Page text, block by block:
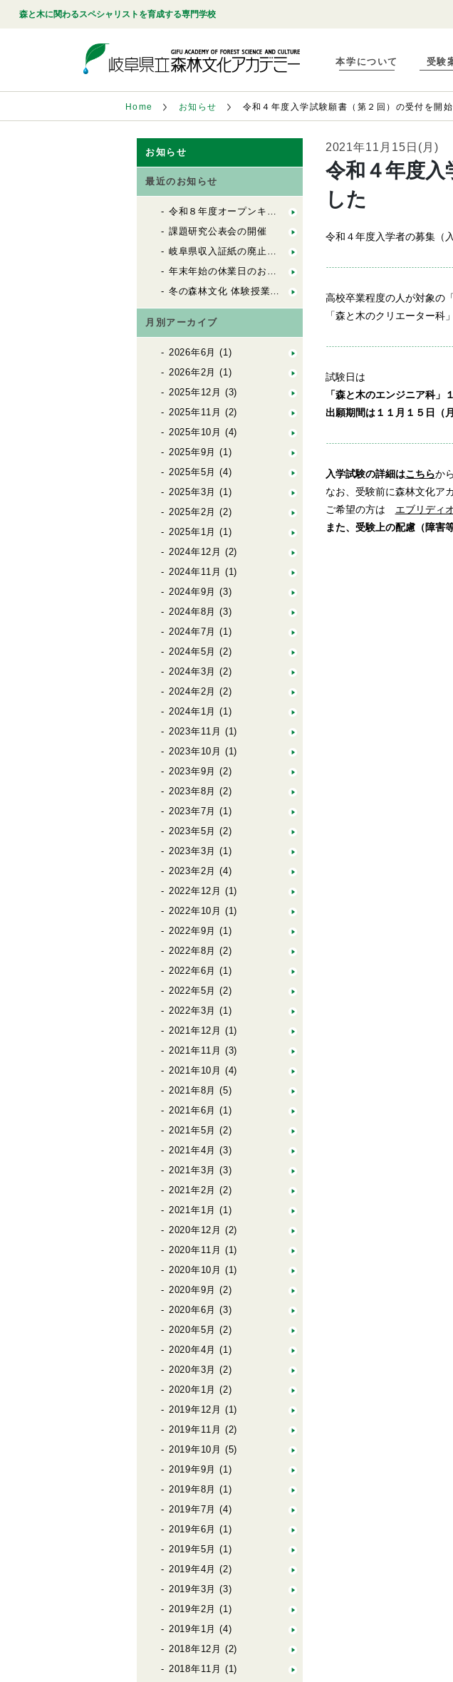
森と木に関わるスペシャリストを育成する専門学校
本学について 受験
Home お知らせ 令和４年度入学試験願書（第２回）の受付を開
お知らせ
最近のお知らせ
令和８年度オープンキャンパスに参加される皆さまへ
課題研究公表会の開催
岐阜県収入証紙の廃止について 入学試験料関係
年末年始の休業日のお知らせ
冬の森林文化 体験授業の開催について
月別アーカイブ
2026年6月 (1)
2026年2月 (1)
2025年12月 (3)
2025年11月 (2)
2025年10月 (4)
2025年9月 (1)
2025年5月 (4)
2025年3月 (1)
2025年2月 (2)
2025年1月 (1)
2024年12月 (2)
2024年11月 (1)
2024年9月 (3)
2024年8月 (3)
2024年7月 (1)
2024年5月 (2)
2024年3月 (2)
2024年2月 (2)
2024年1月 (1)
2023年11月 (1)
2023年10月 (1)
2023年9月 (2)
2023年8月 (2)
2023年7月 (1)
2023年5月 (2)
2023年3月 (1)
2023年2月 (4)
2022年12月 (1)
2022年10月 (1)
2022年9月 (1)
2022年8月 (2)
2022年6月 (1)
2022年5月 (2)
2022年3月 (1)
2021年12月 (1)
2021年11月 (3)
2021年10月 (4)
2021年8月 (5)
2021年6月 (1)
2021年5月 (2)
2021年4月 (3)
2021年3月 (3)
2021年2月 (2)
2021年1月 (1)
2020年12月 (2)
2020年11月 (1)
2020年10月 (1)
2020年9月 (2)
2020年6月 (3)
2020年5月 (2)
2020年4月 (1)
2020年3月 (2)
2020年1月 (2)
2019年12月 (1)
2019年11月 (2)
2019年10月 (5)
2019年9月 (1)
2019年8月 (1)
2019年7月 (4)
2019年6月 (1)
2019年5月 (1)
2019年4月 (2)
2019年3月 (3)
2019年2月 (1)
2019年1月 (4)
2018年12月 (2)
2018年11月 (1)
2021年11月15日(月)
令和４年度入
した
令和４年度入学者の募集（
高校卒業程度の人が対象の
「森と木のクリエーター科
試験日は
「森と木のエンジニア科」
出願期間は１１月１５日（
入学試験の詳細はこちらか
なお、受験前に森林文化ア
ご希望の方は エブリディ
また、受験上の配慮（障害